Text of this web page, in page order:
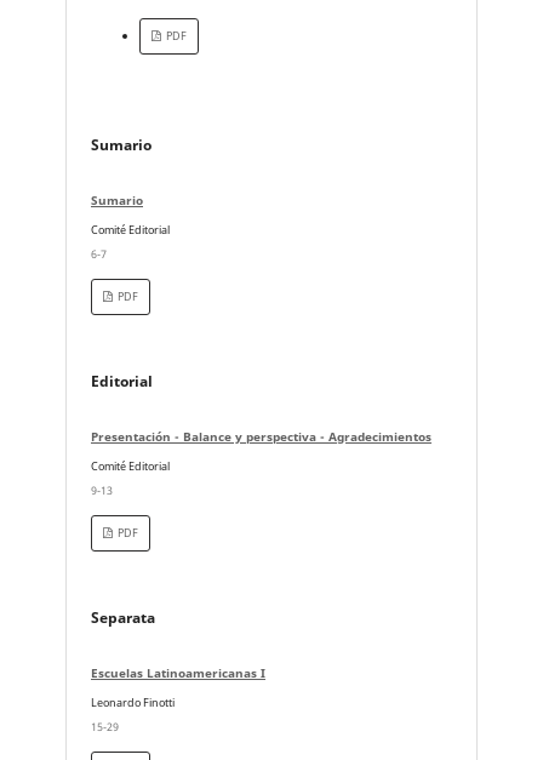
PDF
Sumario
Sumario
Comité Editorial
6-7
PDF
Editorial
Presentación - Balance y perspectiva - Agradecimientos
Comité Editorial
9-13
PDF
Separata
Escuelas Latinoamericanas I
Leonardo Finotti
15-29